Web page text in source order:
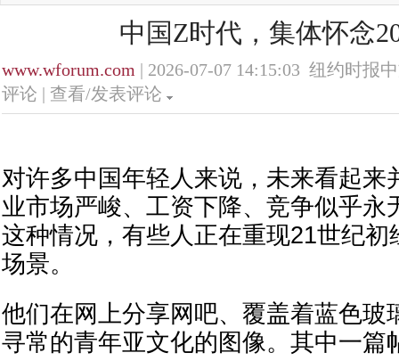
中国Z时代，集体怀念
www.wforum.com | 2026-07-07 14:15:03 纽约时报
评论 | 查看/发表评论
对许多中国年轻人来说，未来看起来
业市场严峻、工资下降、竞争似乎永
这种情况，有些人正在重现21世纪初
场景。
他们在网上分享网吧、覆盖着蓝色玻
寻常的青年亚文化的图像。其中一篇